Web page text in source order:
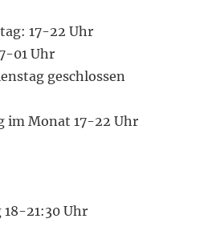
17-22 Uhr
01 Uhr
geschlossen
im Monat 17-22 Uhr
21:30 Uhr